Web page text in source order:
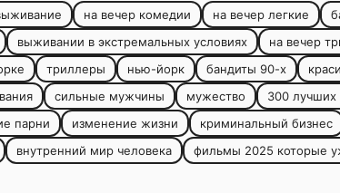
на вечер комедии на вечер легкие
выживании в экстремальных условиях
на вечер
триллеры нью-йорк бандиты 90-х
сильные мужчины мужество
300 лучших
парни изменение жизни
криминальный бизнес
внутренний мир человека фильмы 2025 которые